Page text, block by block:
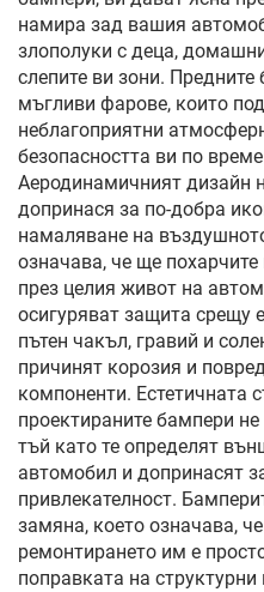
намира зад вашия
злополуки с деца,
слепите ви зони.
мъгливи фарове, които
неблагоприятни
безопасността ви по
Аеродинамичният дизайн
допринася за по-добра
намаляване на
означава, че ще
през целия живот на
осигуряват защита срещу
пътен чакъл, гравий и
причинят корозия и
компоненти. Естетичната
проектираните бампери
тъй като те определят
автомобил и допринасят
привлекателност.
замяна, което означава,
ремонтирането им е
поправката на